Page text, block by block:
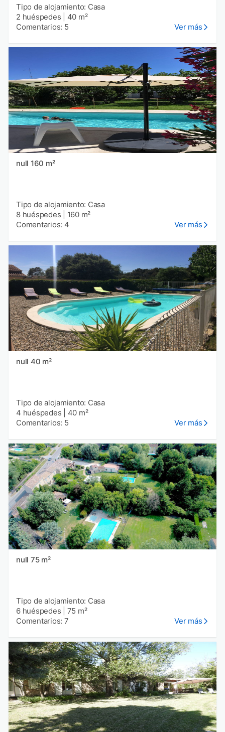
Tipo de alojamiento: Casa
2 huéspedes
40 m²
Comentarios: 5
Ver más
null 160 m²
Tipo de alojamiento: Casa
8 huéspedes
160 m²
Comentarios: 4
Ver más
null 40 m²
Tipo de alojamiento: Casa
4 huéspedes
40 m²
Comentarios: 5
Ver más
null 75 m²
Tipo de alojamiento: Casa
6 huéspedes
75 m²
Comentarios: 7
Ver más